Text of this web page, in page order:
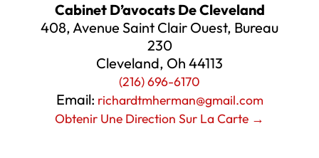
Cabinet D’avocats De Cleveland
408, Avenue Saint Clair Ouest, Bureau
230
Cleveland, Oh 44113
(216) 696-6170
Email: richardtmherman@gmail.com
Obtenir Une Direction Sur La Carte →